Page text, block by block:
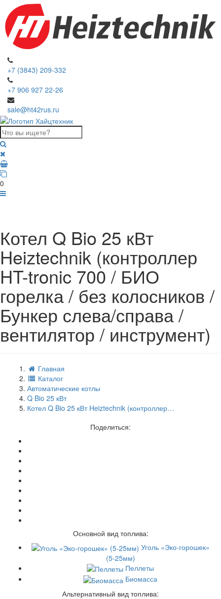
+7 (3843) 209-332
+7 906 927 22-26
sale@ht42rus.ru
0
Котел Q Bio 25 кВт
Heiztechnik (контроллер
HT-tronic 700 / БИО
горелка / без колосников /
Бункер слева/справа /
вентилятор / инструмент)
Главная
Каталог
Автоматические котлы
Q Bio 25 кВт
Котел Q Bio 25 кВт Heiztechnik (контроллер…
Поделиться:
Основной вид топлива:
Уголь «Эко-горошек»
(5-25мм)
Пеллеты
Биомасса
Альтернативный вид топлива: